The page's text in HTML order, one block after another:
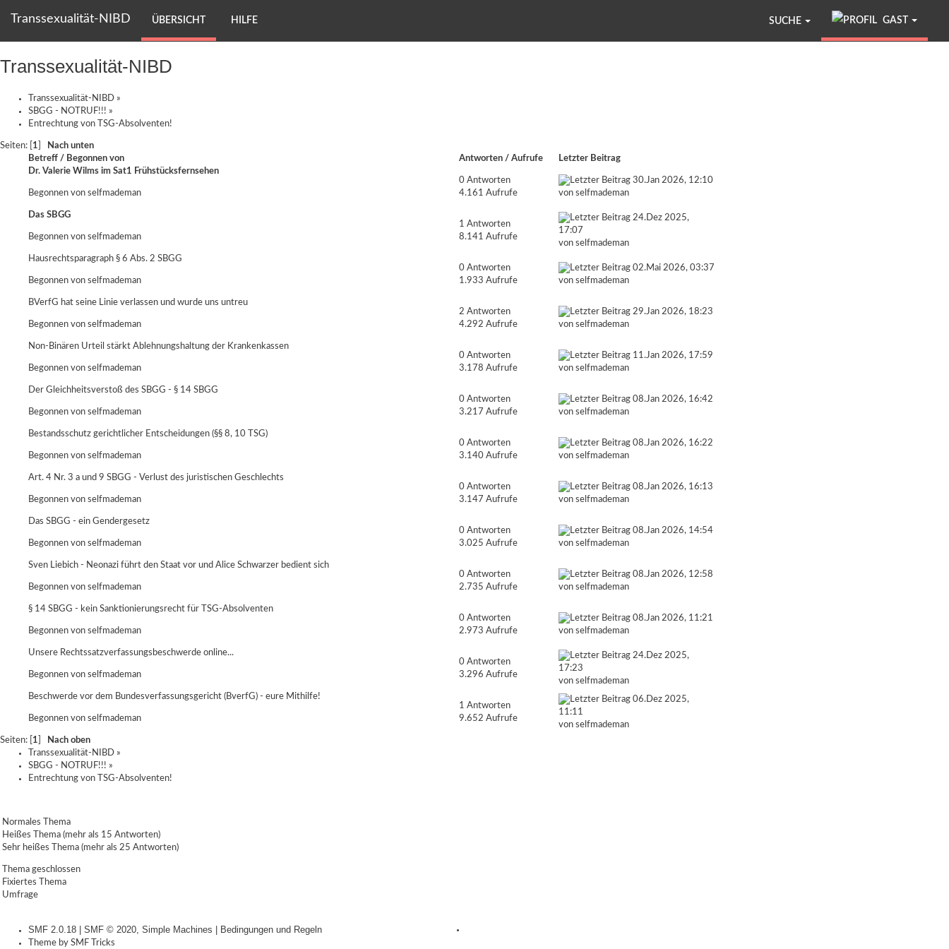
Transsexualität-NIBD ÜBERSICHT HILFE GAST
SUCHE
Transsexualität-NIBD
Transsexualität-NIBD »
SBGG - NOTRUF!!! »
Entrechtung von TSG-Absolventen!
Seiten: [ 1
Nach unten
Betreff / Begonnen von Antworten / Aufrufe
Letzter Beitrag
Dr. Valerie Wilms im Sat1 Frühstücksfernsehen
Begonnen von selfmademan
0 Antworten
4.161 Aufrufe
30.Jan 2026, 12:10
von selfmademan
Das SBGG
Begonnen von selfmademan
1 Antworten
8.141 Aufrufe
24.Dez 2025,
17:07
von selfmademan
Hausrechtsparagraph § 6 Abs. 2 SBGG
Begonnen von selfmademan
0 Antworten
1.933 Aufrufe
02.Mai 2026, 03:37
von selfmademan
BVerfG hat seine Linie verlassen und wurde uns untreu
Begonnen von selfmademan
2 Antworten
4.292 Aufrufe
29.Jan 2026, 18:23
von selfmademan
Non-Binären Urteil stärkt Ablehnungshaltung der Krankenkassen
Begonnen von selfmademan
0 Antworten
3.178 Aufrufe
11.Jan 2026, 17:59
von selfmademan
Der Gleichheitsverstoß des SBGG - § 14 SBGG
Begonnen von selfmademan
0 Antworten
3.217 Aufrufe
08.Jan 2026, 16:42
von selfmademan
Bestandsschutz gerichtlicher Entscheidungen (§§ 8, 10 TSG)
Begonnen von selfmademan
0 Antworten
3.140 Aufrufe
08.Jan 2026, 16:22
von selfmademan
Art. 4 Nr. 3 a und 9 SBGG - Verlust des juristischen Geschlechts
Begonnen von selfmademan
0 Antworten
3.147 Aufrufe
08.Jan 2026, 16:13
von selfmademan
Das SBGG - ein Gendergesetz
Begonnen von selfmademan
0 Antworten
3.025 Aufrufe
08.Jan 2026, 14:54
von selfmademan
Sven Liebich - Neonazi führt den Staat vor und Alice Schwarzer bedient sich
Begonnen von selfmademan
0 Antworten
2.735 Aufrufe
08.Jan 2026, 12:58
von selfmademan
§ 14 SBGG - kein Sanktionierungsrecht für TSG-Absolventen
Begonnen von selfmademan
0 Antworten
2.973 Aufrufe
08.Jan 2026, 11:21
von selfmademan
Unsere Rechtssatzverfassungsbeschwerde online...
Begonnen von selfmademan
0 Antworten
3.296 Aufrufe
24.Dez 2025,
17:23
von selfmademan
Beschwerde vor dem Bundesverfassungsgericht (BverfG) - eure Mithilfe!
Begonnen von selfmademan
1 Antworten
9.652 Aufrufe
06.Dez 2025,
11:11
von selfmademan
Seiten: [ 1
Nach oben
Transsexualität-NIBD »
SBGG - NOTRUF!!! »
Entrechtung von TSG-Absolventen!
Normales Thema
Heißes Thema (mehr als 15 Antworten)
Sehr heißes Thema (mehr als 25 Antworten)
Thema geschlossen
Fixiertes Thema
Umfrage
SMF 2.0.18 SMF © 2020 Simple Machines Bedingungen und Regeln
Theme by SMF Tricks